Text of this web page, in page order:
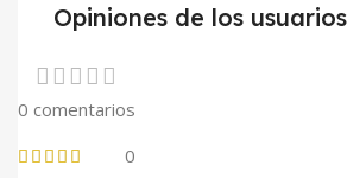
Opiniones de los usuarios
0 comentarios
0